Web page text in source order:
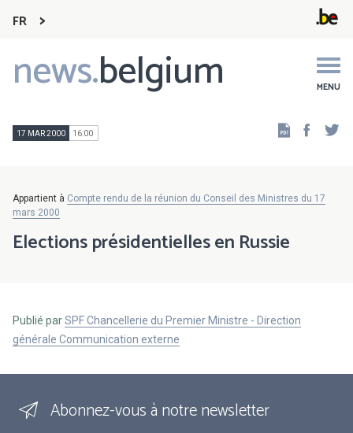
FR
news.belgium MENU
Main
navigation
17 MAR 2000 16:00
Appartient à Compte rendu de la réunion du Conseil des Ministres du 17
mars 2000
Elections présidentielles en Russie
Publié parSPF Chancellerie du Premier Ministre - Direction
générale Communication externe
Abonnez-vous à notre newsletter